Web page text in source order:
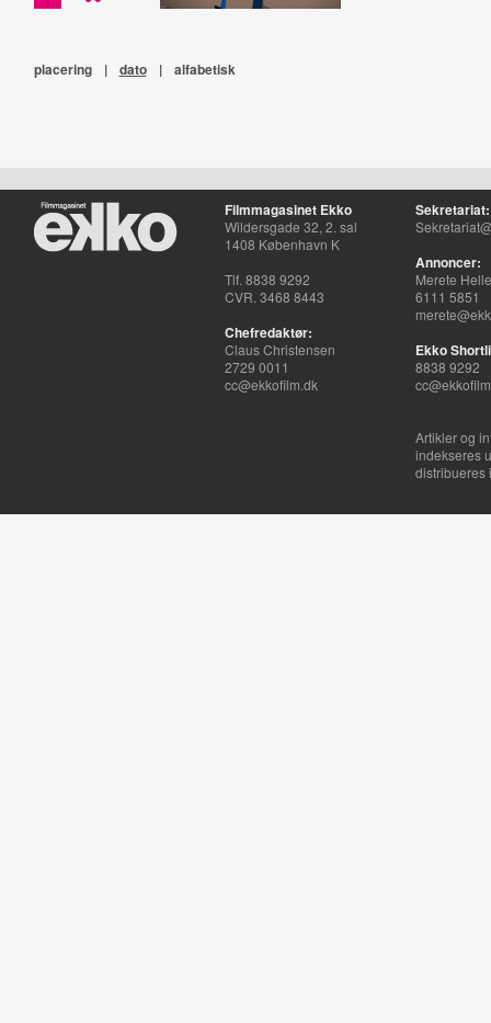
placering | dato | alfabetisk
Filmmagasinet Ekko
Wildersgade 32, 2. sal
1408 København K
Tlf. 8838 9292
CVR. 3468 8443
Chefredaktør:
Claus Christensen
2729 0011
cc@ekkofilm.dk
Sekretariat:
Annoncer:
Merete
6111 5851
Ekko
8838 9292
Artikler og
indekseres
distribueres